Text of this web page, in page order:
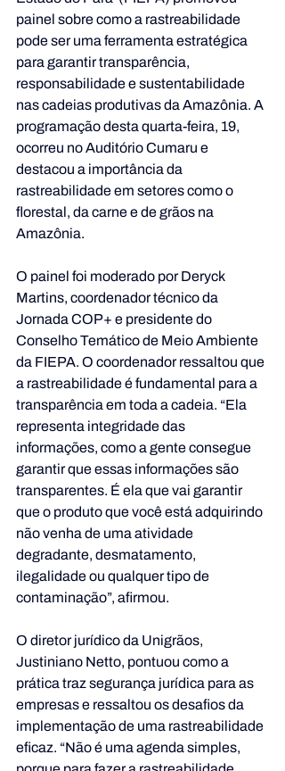
painel sobre como a rastreabilidade
pode ser uma ferramenta estratégica
para garantir transparência,
responsabilidade e sustentabilidade
nas cadeias produtivas da Amazônia. A
programação desta quarta-feira, 19,
ocorreu no Auditório Cumaru e
destacou a importância da
rastreabilidade em setores como o
florestal, da carne e de grãos na
Amazônia.
O painel foi moderado por Deryck
Martins, coordenador técnico da
Jornada COP+ e presidente do
Conselho Temático de Meio Ambiente
da FIEPA. O coordenador ressaltou que
a rastreabilidade é fundamental para a
transparência em toda a cadeia. “Ela
representa integridade das
informações, como a gente consegue
garantir que essas informações são
transparentes. É ela que vai garantir
que o produto que você está adquirindo
não venha de uma atividade
degradante, desmatamento,
ilegalidade ou qualquer tipo de
contaminação”, afirmou.
O diretor jurídico da Unigrãos,
Justiniano Netto, pontuou como a
prática traz segurança jurídica para as
empresas e ressaltou os desafios da
implementação de uma rastreabilidade
eficaz. “Não é uma agenda simples,